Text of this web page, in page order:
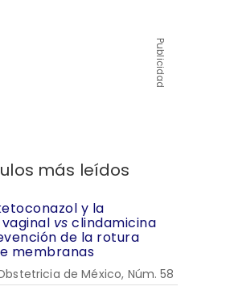
Publicidad
más leídos
y la
vs clindamicina
de la rotura
membranas
de México, Núm. 58